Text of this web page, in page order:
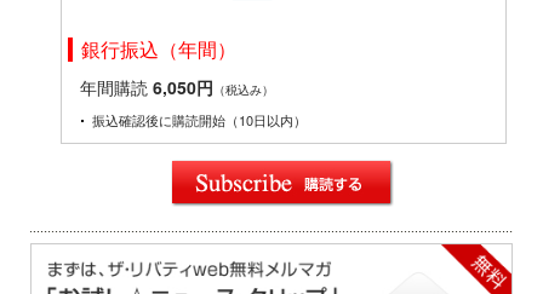
銀行振込（年間）
年間購読 6,050円 （税込み）
振込確認後に購読開始（10日以内）